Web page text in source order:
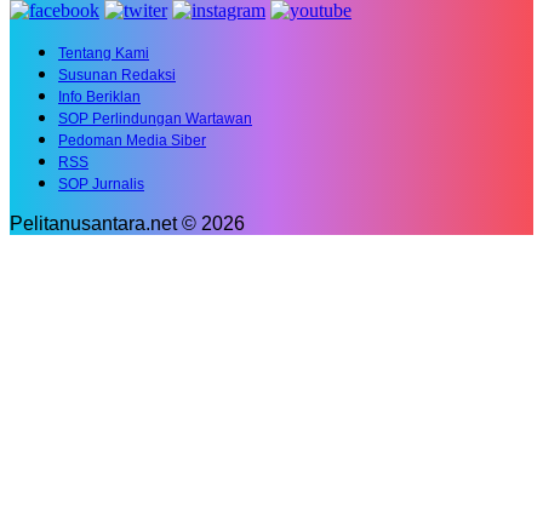
Tentang Kami
Susunan Redaksi
Info Beriklan
SOP Perlindungan Wartawan
Pedoman Media Siber
RSS
SOP Jurnalis
Pelitanusantara.net © 2026